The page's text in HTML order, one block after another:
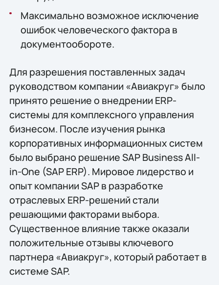
Максимально возможное исключение
ошибок человеческого фактора в
документообороте.
Для разрешения поставленных задач
руководством компании «Авиакруг» было
принято решение о внедрении ERP-
системы для комплексного управления
бизнесом. После изучения рынка
корпоративных информационных систем
было выбрано решение SAP Business All-
in-One (SAP ERP). Мировое лидерство и
опыт компании SAP в разработке
отраслевых ERP-решений стали
решающими факторами выбора.
Существенное влияние также оказали
положительные отзывы ключевого
партнера «Авиакруг», который работает в
системе SAP.